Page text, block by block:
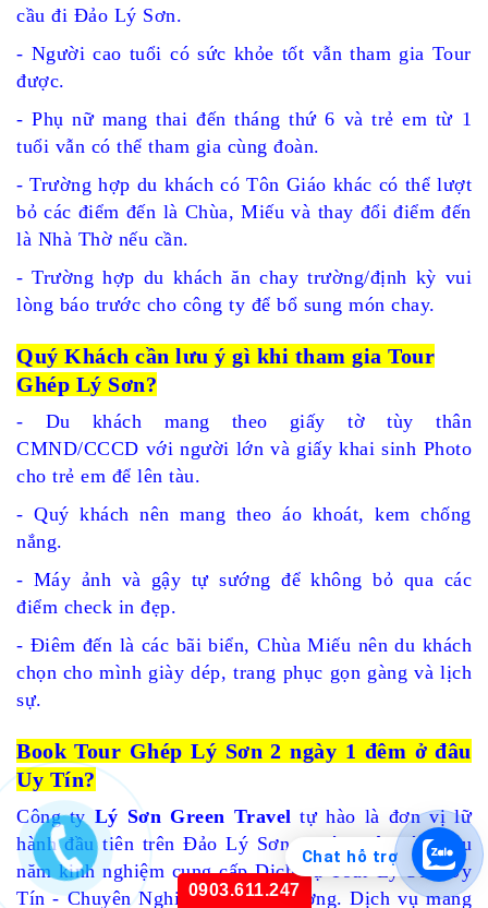
Chat hỗ trợ
cầu đi Đảo Lý Sơn.
- Người cao tuổi có sức khỏe tốt vẫn tham gia Tour
được.
- Phụ nữ mang thai đến tháng thứ 6 và trẻ em từ 1
tuổi vẫn có thể tham gia cùng đoàn.
- Trường hợp du khách có Tôn Giáo khác có thể lượt
bỏ các điểm đến là Chùa, Miếu và thay đổi điểm đến
là Nhà Thờ nếu cần.
- Trường hợp du khách ăn chay trường/định kỳ vui
lòng báo trước cho công ty để bổ sung món chay.
Quý Khách cần lưu ý gì khi tham gia Tour
Ghép Lý Sơn?
- Du khách mang theo giấy tờ tùy thân
CMND/CCCD với người lớn và giấy khai sinh Photo
cho trẻ em để lên tàu.
- Quý khách nên mang theo áo khoát, kem chống
nắng.
- Máy ảnh và gậy tự sướng để không bỏ qua các
điểm check in đẹp.
- Điêm đến là các bãi biển, Chùa Miếu nên du khách
chọn cho mình giày dép, trang phục gọn gàng và lịch
sự.
Book Tour Ghép Lý Sơn 2 ngày 1 đêm ở đâu
Uy Tín?
Công tyLý Sơn Green Travel tự hào là đơn vị lữ
hành đầu tiên trên Đảo Lý Sơn. Chúng tôi có nhiều
năm kinh nghiệm cung cấp Dịch vụ Tour Lý Sơn Uy
Tín - Chuyên Nghiệp và Chất Lượng.Dịch vụ mang
0903.611.247